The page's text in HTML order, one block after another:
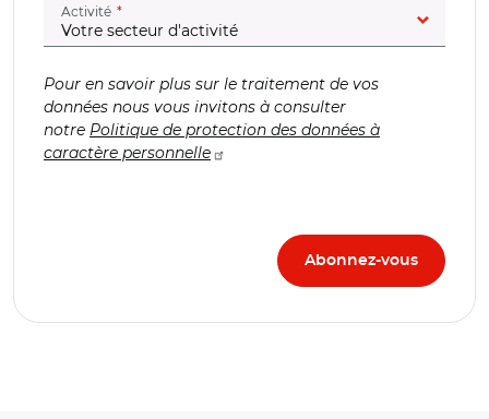
Activité (champ obligatoire)
Pour en savoir plus sur le traitement de vos
données nous vous invitons à consulter
notre Politique de protection des données à
caractère personnelle